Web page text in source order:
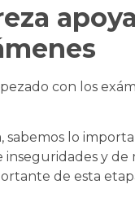
con los
sabemos lo
inseguridades y
de esta